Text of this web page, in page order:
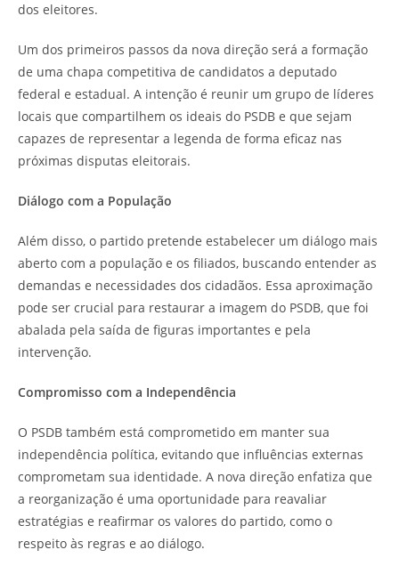
dos eleitores.
Um dos primeiros passos da nova direção será a formação
de uma chapa competitiva de candidatos a deputado
federal e estadual. A intenção é reunir um grupo de líderes
locais que compartilhem os ideais do PSDB e que sejam
capazes de representar a legenda de forma eficaz nas
próximas disputas eleitorais.
Diálogo com a População
Além disso, o partido pretende estabelecer um diálogo mais
aberto com a população e os filiados, buscando entender as
demandas e necessidades dos cidadãos. Essa aproximação
pode ser crucial para restaurar a imagem do PSDB, que foi
abalada pela saída de figuras importantes e pela
intervenção.
Compromisso com a Independência
O PSDB também está comprometido em manter sua
independência política, evitando que influências externas
comprometam sua identidade. A nova direção enfatiza que
a reorganização é uma oportunidade para reavaliar
estratégias e reafirmar os valores do partido, como o
respeito às regras e ao diálogo.